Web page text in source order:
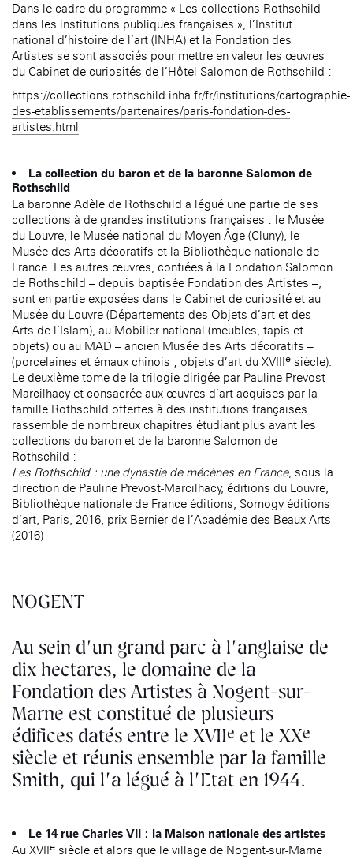
Dans le cadre du programme « Les collections Rothschild
dans les institutions publiques françaises », l’Institut
national d’histoire de l’art (INHA) et la Fondation des
Artistes se sont associés pour mettre en valeur les œuvres
du Cabinet de curiosités de l’Hôtel Salomon de Rothschild :
https://collections.rothschild.inha.fr/fr/institutions/cartographie-
des-etablissements/partenaires/paris-fondation-des-
artistes.html
La collection du baron et de la baronne Salomon de
Rothschild
La baronne Adèle de Rothschild a légué une partie de ses
collections à de grandes institutions françaises : le Musée
du Louvre, le Musée national du Moyen Âge (Cluny), le
Musée des Arts décoratifs et la Bibliothèque nationale de
France. Les autres œuvres, confiées à la Fondation Salomon
de Rothschild – depuis baptisée Fondation des Artistes –,
sont en partie exposées dans le Cabinet de curiosité et au
Musée du Louvre (Départements des Objets d’art et des
Arts de l’Islam), au Mobilier national (meubles, tapis et
objets) ou au MAD – ancien Musée des Arts décoratifs –
(porcelaines et émaux chinois ; objets d’art du XVIIIe siècle).
Le deuxième tome de la trilogie dirigée par Pauline Prevost-
Marcilhacy et consacrée aux œuvres d’art acquises par la
famille Rothschild offertes à des institutions françaises
rassemble de nombreux chapitres étudiant plus avant les
collections du baron et de la baronne Salomon de
Rothschild :
Les Rothschild : une dynastie de mécènes en France, sous la
direction de Pauline Prevost-Marcilhacy, éditions du Louvre,
Bibliothèque nationale de France éditions, Somogy éditions
d’art, Paris, 2016, prix Bernier de l’Académie des Beaux-Arts
(2016)
NOGENT
Au sein d’un grand parc à l’anglaise de
dix hectares, le domaine de la
Fondation des Artistes à Nogent-sur-
Marne est constitué de plusieurs
édifices datés entre le XVIIe et le XXe
siècle et réunis ensemble par la famille
Smith, qui l’a légué à l’Etat en 1944.
Le 14 rue Charles VII : la Maison nationale des artistes
Au XVIIe siècle et alors que le village de Nogent-sur-Marne